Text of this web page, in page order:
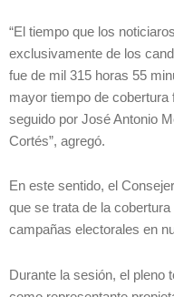
“El tiempo que los
exclusivamente de los
fue de mil 315 horas 55
mayor tiempo de cobertura
seguido por José Antonio
Cortés”, agregó.
En este sentido, el
que se trata de la
campañas electorales en
Durante la sesión, el pleno